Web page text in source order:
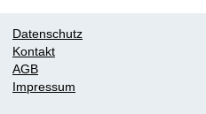
Datenschutz
Kontakt
AGB
Impressum